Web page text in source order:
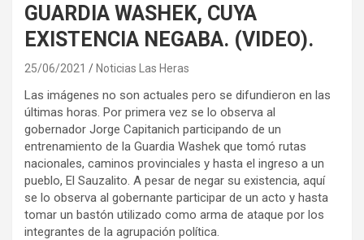
GUARDIA WASHEK, CUYA
EXISTENCIA NEGABA. (VIDEO).
25/06/2021 Noticias Las Heras
Las imágenes no son actuales pero se difundieron en las
últimas horas. Por primera vez se lo observa al
gobernador Jorge Capitanich participando de un
entrenamiento de la Guardia Washek que tomó rutas
nacionales, caminos provinciales y hasta el ingreso a un
pueblo, El Sauzalito. A pesar de negar su existencia, aquí
se lo observa al gobernante participar de un acto y hasta
tomar un bastón utilizado como arma de ataque por los
integrantes de la agrupación política.